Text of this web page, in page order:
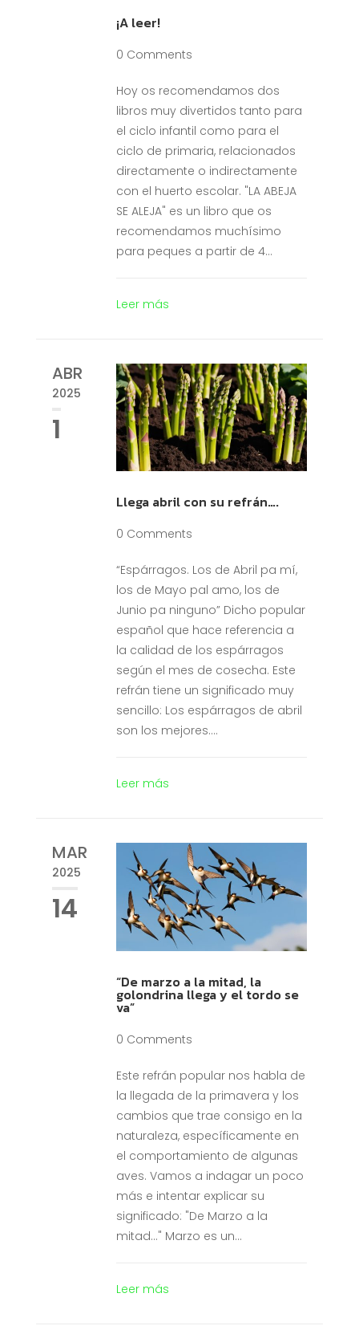
¡A leer!
0 Comments
Hoy os recomendamos dos
libros muy divertidos tanto para
el ciclo infantil como para el
ciclo de primaria, relacionados
directamente o indirectamente
con el huerto escolar. "LA ABEJA
SE ALEJA" es un libro que os
recomendamos muchísimo
para peques a partir de 4...
Leer más
ABR
2025
1
Llega abril con su refrán….
0 Comments
“Espárragos. Los de Abril pa mí,
los de Mayo pal amo, los de
Junio pa ninguno” Dicho popular
español que hace referencia a
la calidad de los espárragos
según el mes de cosecha. Este
refrán tiene un significado muy
sencillo: Los espárragos de abril
son los mejores....
Leer más
MAR
2025
14
“De marzo a la mitad, la
golondrina llega y el tordo se
va”
0 Comments
Este refrán popular nos habla de
la llegada de la primavera y los
cambios que trae consigo en la
naturaleza, específicamente en
el comportamiento de algunas
aves. Vamos a indagar un poco
más e intentar explicar su
significado: "De Marzo a la
mitad..." Marzo es un...
Leer más